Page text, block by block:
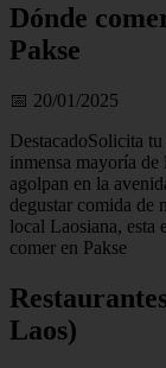
Dónde
Pakse
📅 20/01/2025
DestacadoSolicita
inmensa mayoría de
agolpan en la
degustar comida de
local Laosiana, esta
comer en Pakse
Laos)